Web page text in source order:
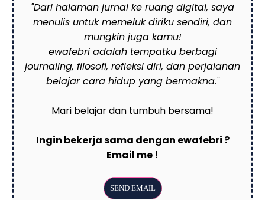
"Dari halaman jurnal ke ruang digital, saya
menulis untuk memeluk diriku sendiri, dan
mungkin juga kamu!
ewafebri adalah tempatku berbagi
journaling, filosofi, refleksi diri, dan perjalanan
belajar cara hidup yang bermakna."
Mari belajar dan tumbuh bersama!
Ingin bekerja sama dengan ewafebri ?
Email me !